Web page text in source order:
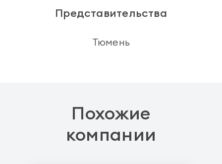
Представительства
Тюмень
Похожие
компании